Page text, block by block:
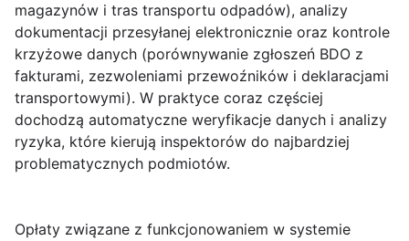
magazynów i tras transportu odpadów), analizy
dokumentacji przesyłanej elektronicznie oraz kontrole
krzyżowe danych (porównywanie zgłoszeń BDO z
fakturami, zezwoleniami przewoźników i deklaracjami
transportowymi). W praktyce coraz częściej
dochodzą automatyczne weryfikacje danych i analizy
ryzyka, które kierują inspektorów do najbardziej
problematycznych podmiotów.
Opłaty związane z funkcjonowaniem w systemie